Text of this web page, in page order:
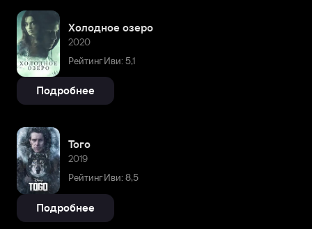
Холодное озеро
2020
Рейтинг Иви: 5,1
Подробнее
Того
2019
Рейтинг Иви: 8,5
Подробнее